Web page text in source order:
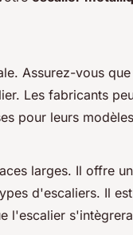
Assurez-vous
Les fabricants
pour leurs
larges. Il offre
d'escaliers. Il
l'escalier